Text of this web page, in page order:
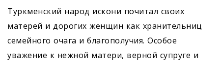
Туркменский народ искони почитал своих
матерей и дорогих женщин как хранительниц
семейного очага и благополучия. Особое
уважение к нежной матери, верной супруге и